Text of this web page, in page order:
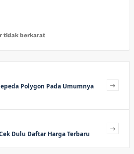
tidak berkarat
Polygon Pada Umumnya
Dulu Daftar Harga Terbaru